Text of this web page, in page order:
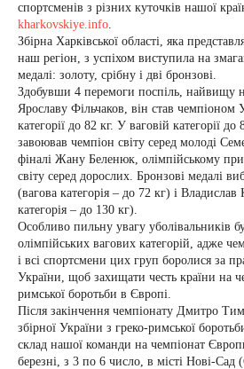
спортсменів з різних куточків нашої
kharkovskiye.info.
Збірна Харківської області, яка
наш регіон, з успіхом виступила на
медалі: золоту, срібну і дві бронзові.
Здобувши 4 перемоги поспіль, найвищу
Ярославу Фільчаков, він став чемпіоном
категорії до 82 кг. У ваговій категорії
завоював чемпіон світу серед молоді
фіналі Жану Беленюк, олімпійському
світу серед дорослих. Бронзові медалі
(вагова категорія – до 72 кг) і Владислав
категорія – до 130 кг).
Особливо пильну увагу уболівальників
олімпійських вагових категорій, адже
і всі спортсмени цих груп боролися за
України, щоб захищати честь країни на
римської боротьби в Європі.
Після закінчення чемпіонату Дмитро
збірної України з греко-римської
склад нашої команди на чемпіонат
березні, з 3 по 6 число, в місті Нові-Сад